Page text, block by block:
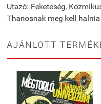
Utazó: Feketeség,
Thanosnak meg kell halnia
AJÁNLOTT